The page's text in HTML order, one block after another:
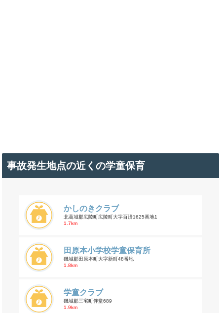
事故発生地点の近くの学童保育
かしのきクラブ
北葛城郡広陵町広陵町大字百済1625番地1
1.7km
田原本小学校学童保育所
磯城郡田原本町大字新町48番地
1.8km
学童クラブ
磯城郡三宅町伴堂689
1.9km